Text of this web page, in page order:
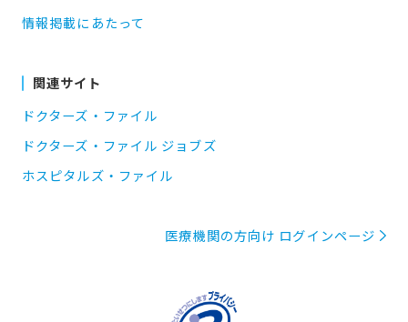
情報掲載にあたって
関連サイト
ドクターズ・ファイル
ドクターズ・ファイル ジョブズ
ホスピタルズ・ファイル
医療機関の方向け ログインページ